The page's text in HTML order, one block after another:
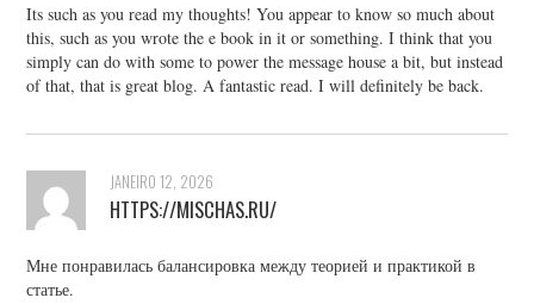
Its such as you read my thoughts! You appear to know so much about
this, such as you wrote the e book in it or something. I think that you
simply can do with some to power the message house a bit, but instead
of that, that is great blog. A fantastic read. I will definitely be back.
JANEIRO 12, 2026
HTTPS://MISCHAS.RU/
Мне понравилась балансировка между теорией и практикой в
статье.